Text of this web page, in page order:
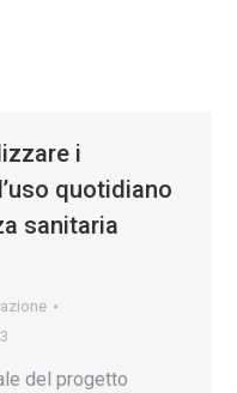
i
quotidiano
sanitaria
del progetto